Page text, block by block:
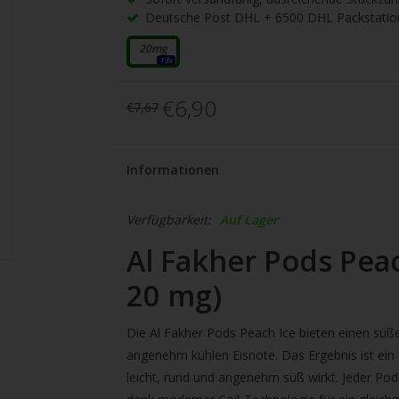
Deutsche Post DHL + 6500 DHL
20mg
13x
€7,67 €6,90
Informationen
Verfügbarkeit: Auf Lager
Al Fakher Pods
20 mg)
Die Al Fakher Pods Peach Ice bieten einen
angenehm kühlen Eisnote. Das Ergebnis ist
leicht, rund und angenehm süß wirkt. Jeder